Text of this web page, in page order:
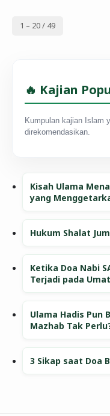
1 – 20 / 49
🔥 Kajian
Kumpulan kajian Islam
direkomendasikan.
Kisah Ulama
yang
Hukum Shalat
Ketika Doa Nabi
Terjadi pada
Ulama Hadis Pun
Mazhab Tak
3 Sikap saat Doa